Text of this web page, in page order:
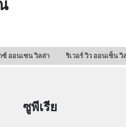
ซ์ ออนเซน วิลล่า ริเวอร์ วิว ออนเซ็น วิ
ซูพีเรีย